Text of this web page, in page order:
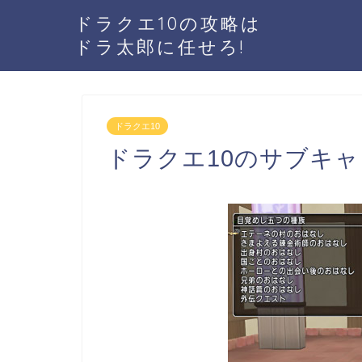
ドラクエ10の攻略は
ドラ太郎に任せろ!
ドラクエ10
ドラクエ10のサブキ